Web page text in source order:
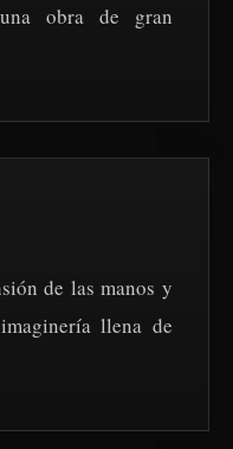
obra de gran
de las manos y
llena de